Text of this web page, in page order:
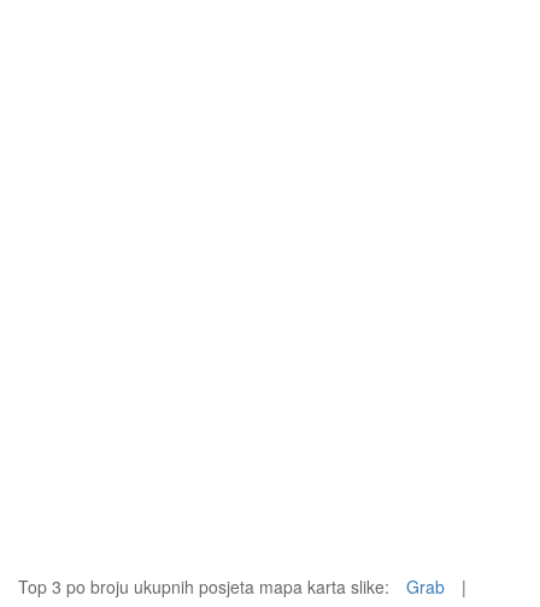
Top 3 po broju ukupnih posjeta mapa karta slike: Grab
|